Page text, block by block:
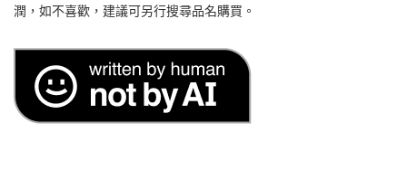
潤，如不喜歡，建議可另行搜尋品名購買。